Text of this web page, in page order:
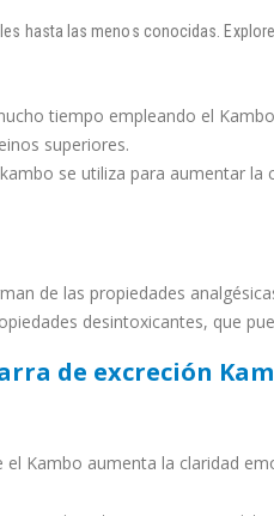
hasta las menos conocidas.
tiempo empleando el
superiores.
se utiliza para aumentar la
de las propiedades
desintoxicantes, que
de excreción
el Kambo aumenta la claridad